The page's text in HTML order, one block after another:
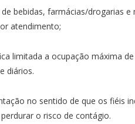
bebidas, farmácias/drogarias
atendimento;
limitada a ocupação máxima
diários.
no sentido de que os fiéis
o risco de contágio.